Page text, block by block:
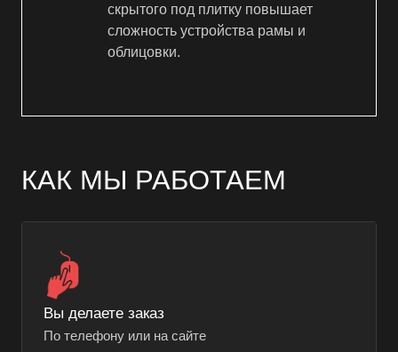
скрытого под плитку повышает
сложность устройства рамы и
облицовки.
КАК МЫ РАБОТАЕМ
Вы делаете заказ
По телефону или на сайте